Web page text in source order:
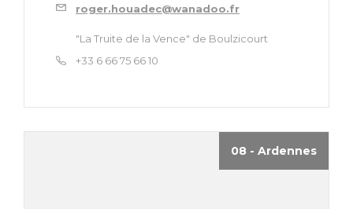
roger.houadec@wanadoo.fr
"La Truite de la Vence" de Boulzicourt
+33 6 66 75 66 10
08 - Ardennes